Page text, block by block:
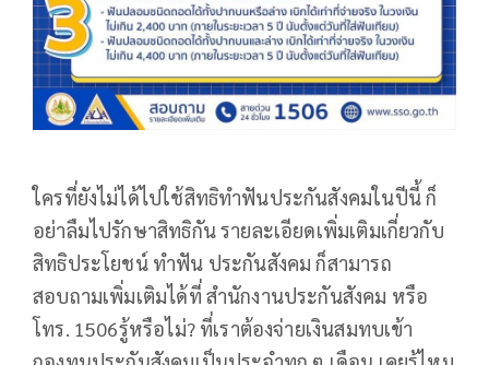
ใครที่ยังไม่ได้ไปใช้สิทธิทำฟันประกันสังคมในปีนี้ ก็
อย่าลืมไปรักษาสิทธิกัน รายละเอียดเพิ่มเติมเกี่ยวกับ
สิทธิประโยชน์ ทำฟัน ประกันสังคม ก็สามารถ
สอบถามเพิ่มเติมได้ที่ สำนักงานประกันสังคม หรือ
โทร. 1506รู้หรือไม่? ที่เราต้องจ่ายเงินสมทบเข้า